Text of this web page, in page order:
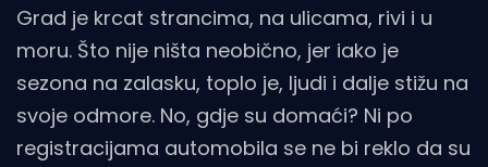
Grad je krcat strancima, na ulicama, rivi i u
moru. Što nije ništa neobično, jer iako je
sezona na zalasku, toplo je, ljudi i dalje stižu na
svoje odmore. No, gdje su domaći? Ni po
registracijama automobila se ne bi reklo da su